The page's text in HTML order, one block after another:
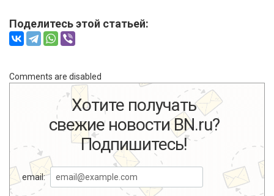
Поделитесь этой статьей:
Comments are disabled
Хотите получать
свежие новости BN.ru?
Подпишитесь!
email: